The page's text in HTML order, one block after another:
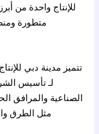
للإنتاج واحدة من
متطورة
تتميز مدينة دبي
لـ تأسيس
الصناعية والمرافق
مثل الطرق